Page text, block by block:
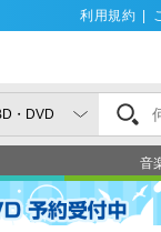
利用規約
音